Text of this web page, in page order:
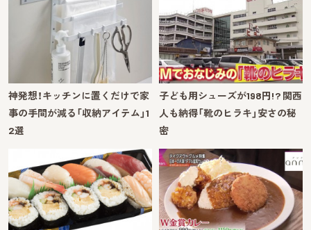
神発想！キッチンに置くだけで家
事の手間が減る「収納アイテム」1
2選
子ども用シューズが198円!? 関西
人も納得「靴のヒラキ」安さの秘
密